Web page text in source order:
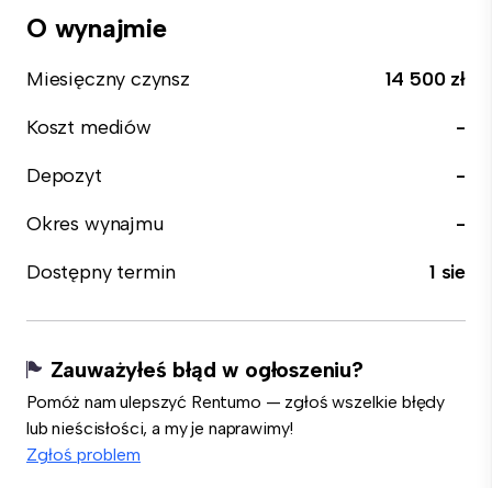
O wynajmie
Miesięczny czynsz
14 500 zł
Koszt mediów
-
Depozyt
-
Okres wynajmu
-
Dostępny termin
1 sie
Zauważyłeś błąd w ogłoszeniu?
Pomóż nam ulepszyć Rentumo — zgłoś wszelkie błędy
lub nieścisłości, a my je naprawimy!
Zgłoś problem